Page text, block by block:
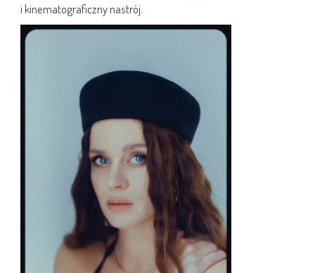
i kinematograficzny nastrój.